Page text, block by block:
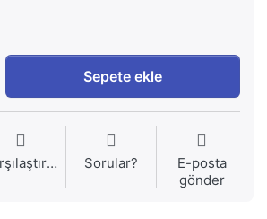
Sepete ekle
Karşılaştırma Sorular?
E-posta
gönder